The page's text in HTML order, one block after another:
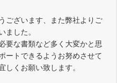
ございます、また弊社よりご
ました。
要な書類など多く大変かと思
ートできるようお努めさせて
しくお願い致します。